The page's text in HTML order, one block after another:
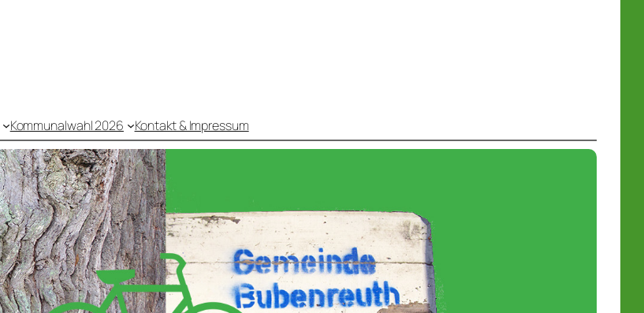
Kommunalwahl 2026 Kontakt & Impressum